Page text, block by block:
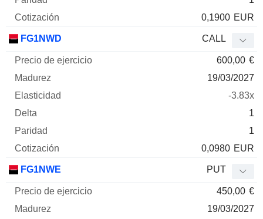
0,1900 EUR
FG1NWD CALL
600,00 €
19/03/2027
-3.83x
1
1
0,0980 EUR
FG1NWE PUT
450,00 €
19/03/2027